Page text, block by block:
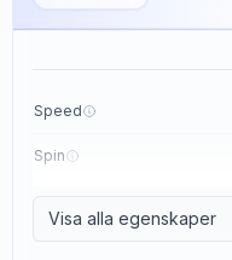
Speed
Spin
Visa alla egenskaper